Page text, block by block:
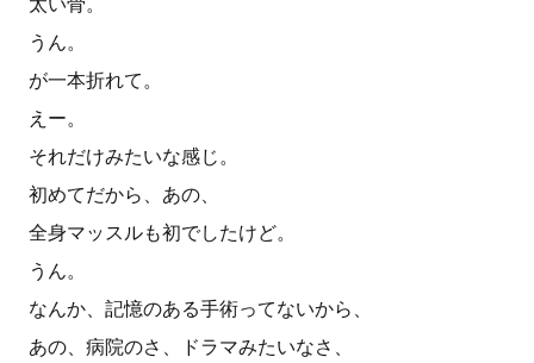
うん。
が一本折れて。
えー。
それだけみたいな感じ。
初めてだから、あの、
全身マッスルも初でしたけど。
うん。
なんか、記憶のある手術ってないから、
あの、病院のさ、ドラマみたいなさ、